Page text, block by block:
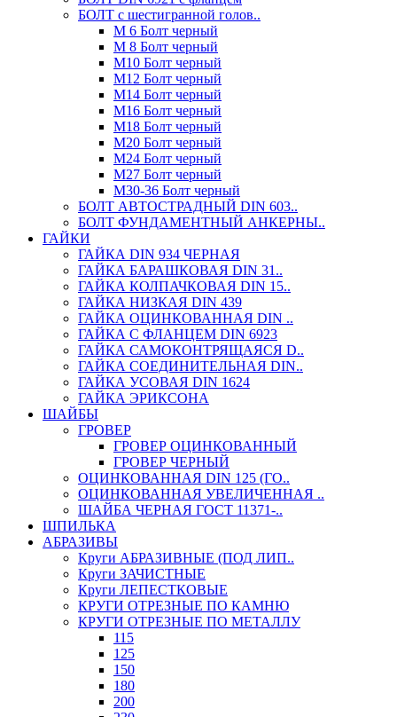
БОЛТ с шестигранной голов..
М 6 Болт черный
М 8 Болт черный
М10 Болт черный
М12 Болт черный
М14 Болт черный
М16 Болт черный
М18 Болт черный
М20 Болт черный
М24 Болт черный
М27 Болт черный
М30-36 Болт черный
БОЛТ АВТОСТРАДНЫЙ DIN 603..
БОЛТ ФУНДАМЕНТНЫЙ АНКЕРНЫ..
ГАЙКИ
ГАЙКА DIN 934 ЧЕРНАЯ
ГАЙКА БАРАШКОВАЯ DIN 31..
ГАЙКА КОЛПАЧКОВАЯ DIN 15..
ГАЙКА НИЗКАЯ DIN 439
ГАЙКА ОЦИНКОВАННАЯ DIN ..
ГАЙКА С ФЛАНЦЕМ DIN 6923
ГАЙКА САМОКОНТРЯЩАЯСЯ D..
ГАЙКА СОЕДИНИТЕЛЬНАЯ DIN..
ГАЙКА УСОВАЯ DIN 1624
ГАЙКА ЭРИКСОНА
ШАЙБЫ
ГРОВЕР
ГРОВЕР ОЦИНКОВАННЫЙ
ГРОВЕР ЧЕРНЫЙ
ОЦИНКОВАННАЯ DIN 125 (ГО..
ОЦИНКОВАННАЯ УВЕЛИЧЕННАЯ ..
ШАЙБА ЧЕРНАЯ ГОСТ 11371-..
ШПИЛЬКА
АБРАЗИВЫ
Круги АБРАЗИВНЫЕ (ПОД ЛИП..
Круги ЗАЧИСТНЫЕ
Круги ЛЕПЕСТКОВЫЕ
КРУГИ ОТРЕЗНЫЕ ПО КАМНЮ
КРУГИ ОТРЕЗНЫЕ ПО МЕТАЛЛУ
115
125
150
180
200